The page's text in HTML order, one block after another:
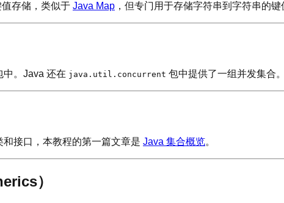
存储，类似于 Java Map ，但专门用于存储字符串到字符串的
中。Java 还在 java.util.concurrent 包中提供了一组并发集合
接口，本教程的第一篇文章是 Java 集合概览。
）